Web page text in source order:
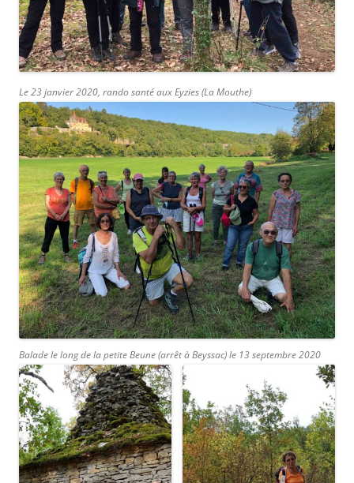
Le 23 janvier 2020, rando santé aux Eyzies (La Mouthe)
Balade le long de la petite Beune (arrêt à Beyssac) le 13 septembre 2020